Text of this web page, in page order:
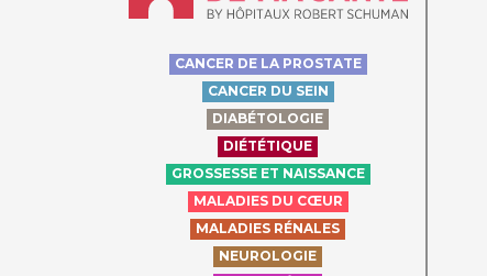
CANCER DE LA PROSTATE
CANCER DU SEIN
DIABÉTOLOGIE
DIÉTÉTIQUE
GROSSESSE ET NAISSANCE
MALADIES DU CŒUR
MALADIES RÉNALES
NEUROLOGIE